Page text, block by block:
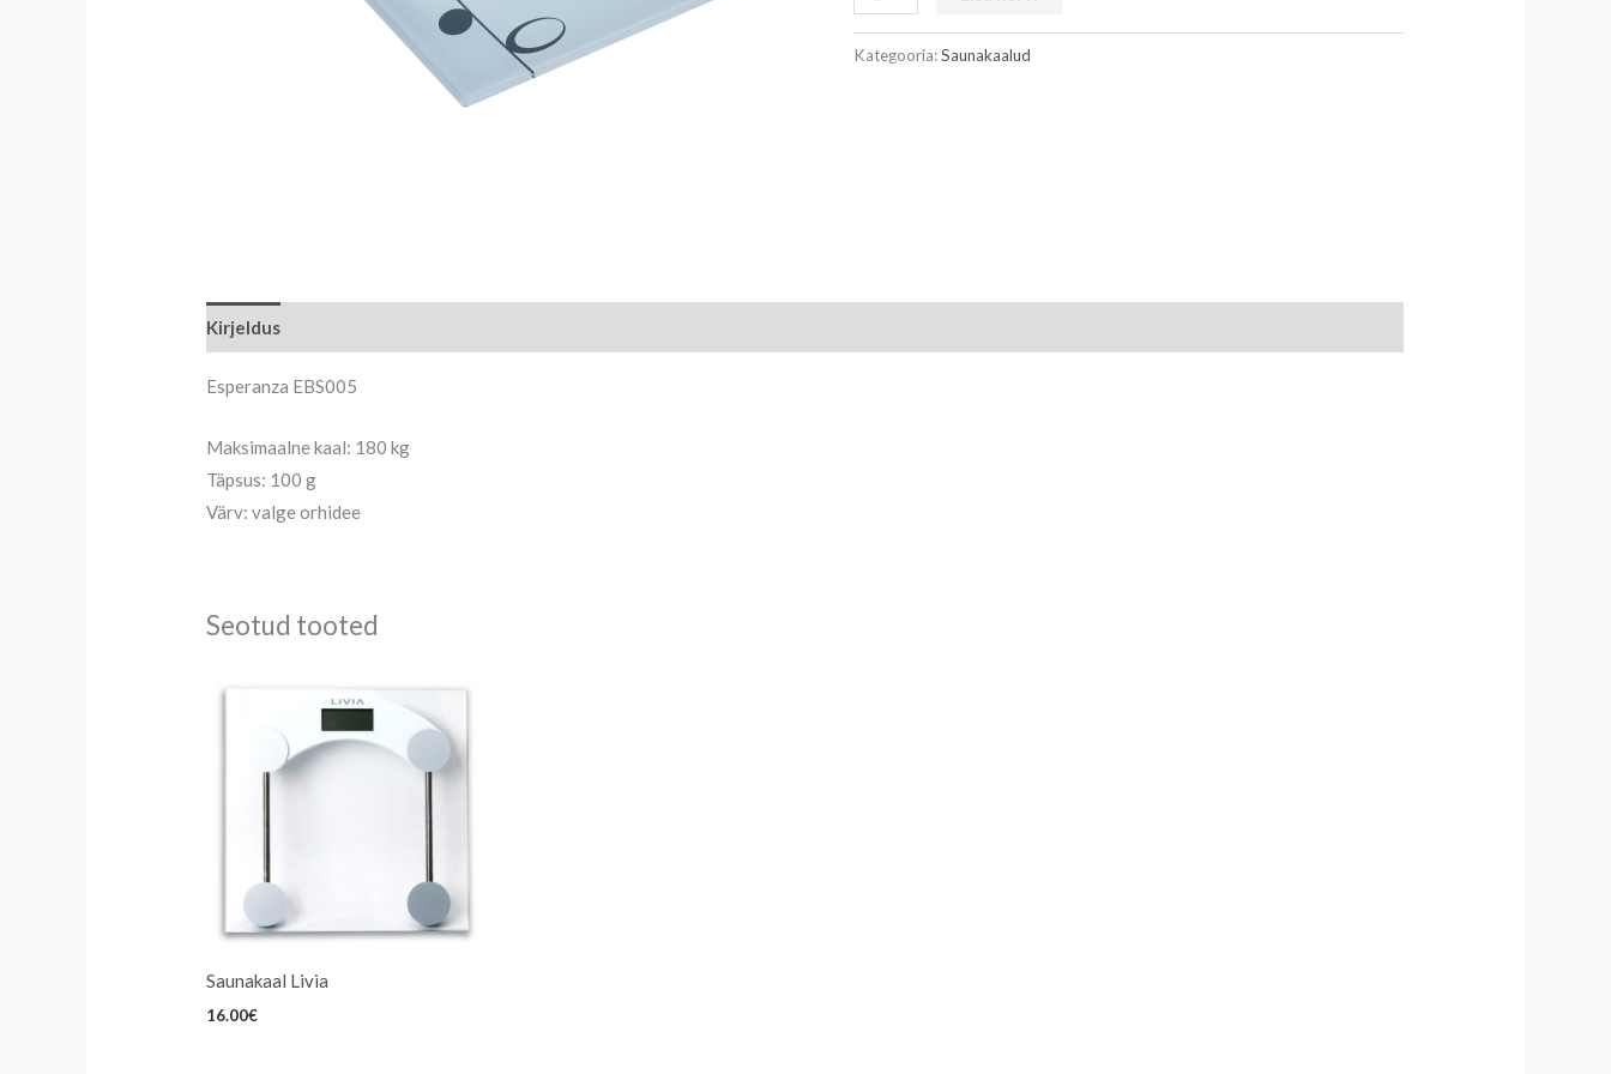
Kategooria:Saunakaalud
Kirjeldus
Esperanza EBS005
Maksimaalne kaal: 180 kg
Täpsus: 100 g
Värv: valge orhidee
Seotud tooted
Saunakaal Livia
16.00€